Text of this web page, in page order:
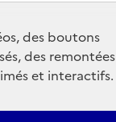
des boutons
des remontées
et interactifs.